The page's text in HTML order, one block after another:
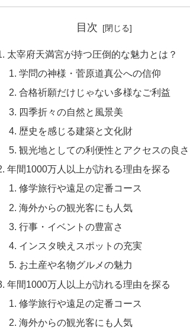
目次
太宰府天満宮が持つ圧倒的な魅力とは？
学問の神様・菅原道真公への信仰
合格祈願だけじゃない多様なご利益
四季折々の自然と風景美
歴史を感じる建築と文化財
観光地としての利便性とアクセスの良さ
年間1000万人以上が訪れる理由を探る
修学旅行や遠足の定番コース
海外からの観光客にも人気
行事・イベントの豊富さ
インスタ映えスポットの充実
お土産や名物グルメの魅力
年間1000万人以上が訪れる理由を探る
修学旅行や遠足の定番コース
海外からの観光客にも人気